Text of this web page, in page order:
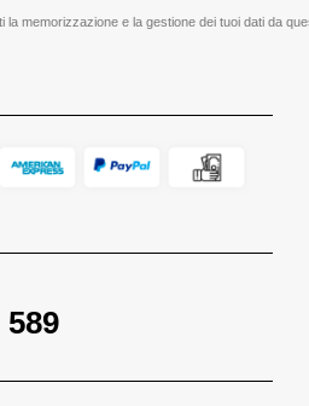
la memorizzazione e la gestione dei tuoi dati da
589